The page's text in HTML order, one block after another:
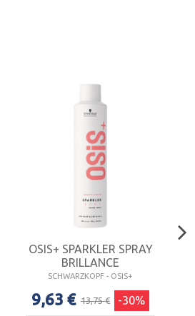
OSIS+ SPARKLER SPRAY
BRILLANCE
SCHWARZKOPF - OSIS+
9,63 € 13,75 € -30%